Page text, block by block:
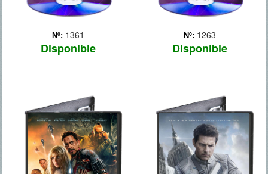
Nº: 1361
Disponible
Nº: 1263
Disponible
IRON MAN 3
El descarado y brillante
empresario Tony Stark/Iron
Man se enfrentará a un
enemigo cuyo poder no
OBLIVION
Año 2073. Hace más de 60
años la Tierra fue atacada;
se ganó la guerra, pero la
mitad del planeta quedó